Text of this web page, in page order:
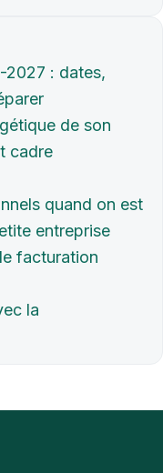
2027 : dates,
de son
cadre
quand on est
entreprise
facturation
la